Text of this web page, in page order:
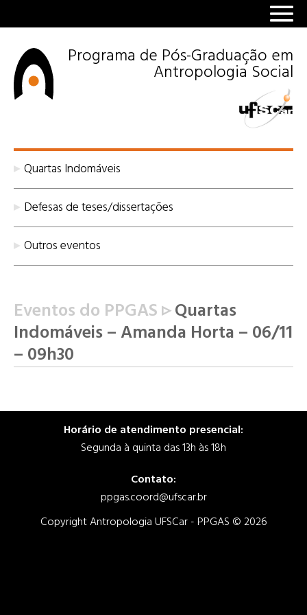
Programa de Pós-Graduação em
Antropologia Social
Eventos do PPGAS ▹Quartas
Indomáveis – Amanda Horta – 06/11
– 09h30
Quartas Indomáveis
Defesas de teses/dissertações
Outros eventos
Horário de atendimento presencial:
Segunda à quinta das 13h às 18h
Contato:
ppgas.coord@ufscar.br
Copyright Antropologia UFSCar - PPGAS © 2026